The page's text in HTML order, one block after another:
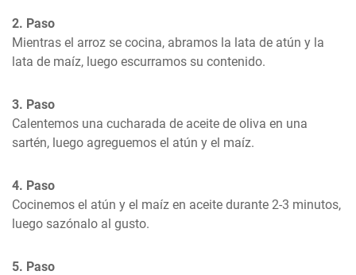
2. Paso
Mientras el arroz se cocina, abramos la lata de atún y la
lata de maíz, luego escurramos su contenido.
3. Paso
Calentemos una cucharada de aceite de oliva en una
sartén, luego agreguemos el atún y el maíz.
4. Paso
Cocinemos el atún y el maíz en aceite durante 2-3 minutos,
luego sazónalo al gusto.
5. Paso